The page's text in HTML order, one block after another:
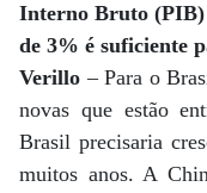
Interno Bruto (PIB)
de 3% é suficiente
Verillo– Para o
novas que estão
Brasil precisaria
muitos anos. A